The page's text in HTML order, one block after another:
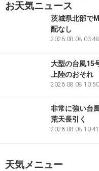
18時
27.7 0.0
0.0
0.0
0.0
0.0
お天気ニュース
茨城県北部で
配なし
2026.08.08 03:48
大型の台風15
上陸のおそれ
2026.08.08 10:50
非常に強い台
荒天長引く
2026.08.08 10:41
天気メニュー